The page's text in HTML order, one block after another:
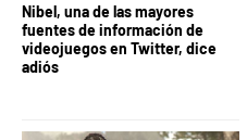
Nibel, una de las mayores
fuentes de información de
videojuegos en Twitter, dice
adiós